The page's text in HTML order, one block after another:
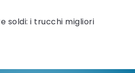
soldi: i trucchi migliori